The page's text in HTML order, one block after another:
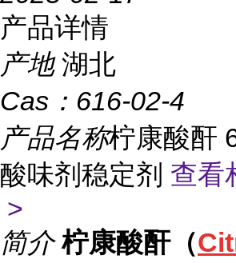
产品详情
产地 湖北
Cas： 616-02-4
产品名称柠康酸酐
酸味剂稳定剂 查看
>
简介 柠康酸酐（